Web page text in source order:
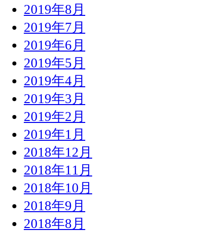
2019年8月
2019年7月
2019年6月
2019年5月
2019年4月
2019年3月
2019年2月
2019年1月
2018年12月
2018年11月
2018年10月
2018年9月
2018年8月